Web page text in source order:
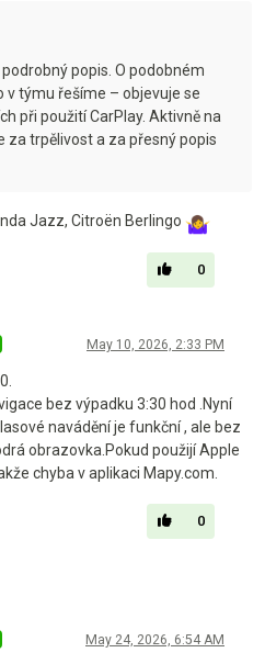
popis. O podobném
v týmu řešíme – objevuje se
při použití CarPlay. Aktivně na
za trpělivost a za přesný popis
Jazz, Citroën Berlingo
0
May 10, 2026, 2:33 PM
bez výpadku 3:30 hod .Nyní
navádění je funkční , ale bez
obrazovka.Pokud použijí Apple
chyba v aplikaci Mapy.com.
0
May 24, 2026, 6:54 AM